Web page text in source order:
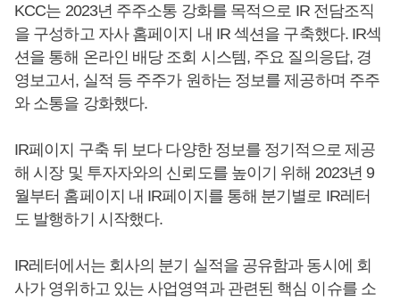
KCC는 2023년 주주소통 강화를 목적으로 IR 전담조직
을 구성하고 자사 홈페이지 내 IR 섹션을 구축했다. IR섹
션을 통해 온라인 배당 조회 시스템, 주요 질의응답, 경
영보고서, 실적 등 주주가 원하는 정보를 제공하며 주주
와 소통을 강화했다.
IR페이지 구축 뒤 보다 다양한 정보를 정기적으로 제공
해 시장 및 투자자와의 신뢰도를 높이기 위해 2023년 9
월부터 홈페이지 내 IR페이지를 통해 분기별로 IR레터
도 발행하기 시작했다.
IR레터에서는 회사의 분기 실적을 공유함과 동시에 회
사가 영위하고 있는 사업영역과 관련된 핵심 이슈를 소